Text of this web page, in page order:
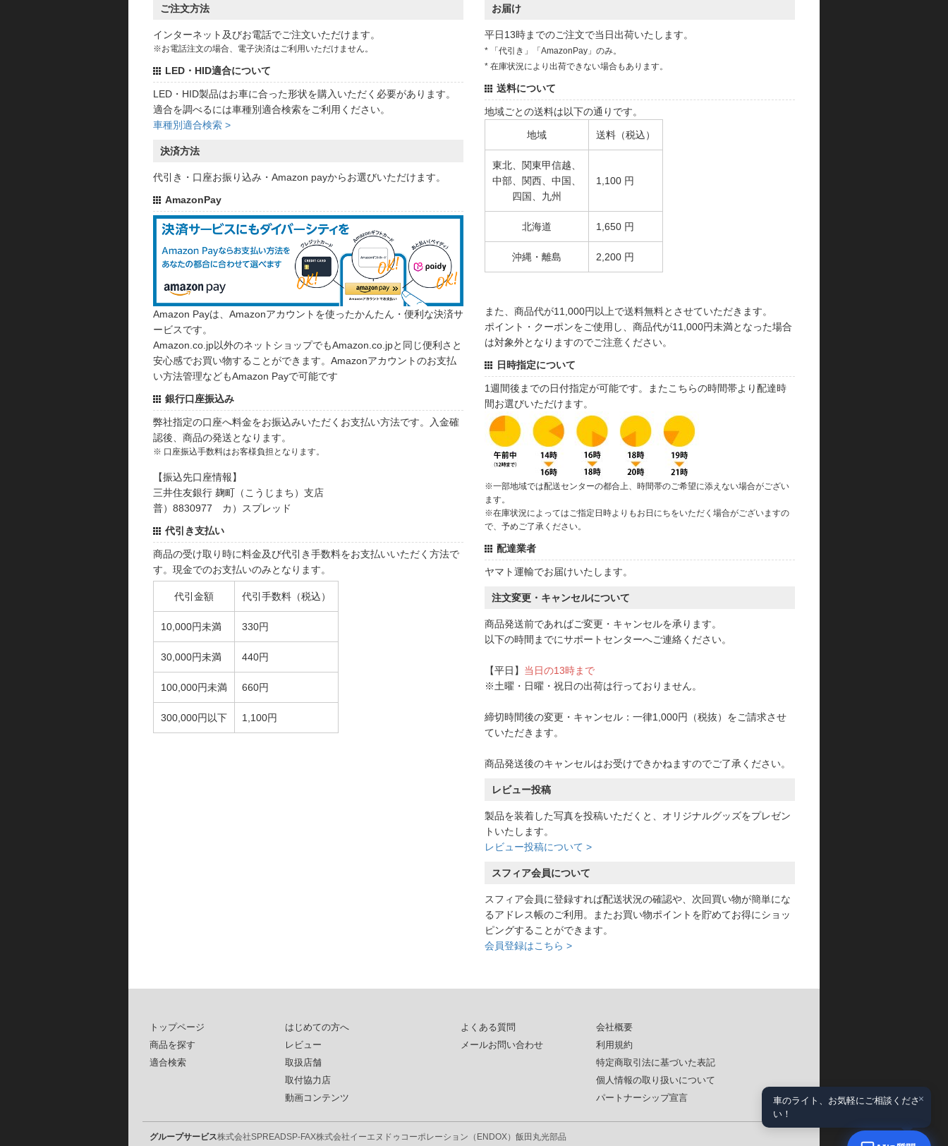
ご注文方法
インターネット及びお電話でご注文いただけます。
※お電話注文の場合、電子決済はご利用いただけません。
LED・HID適合について
LED・HID製品はお車に合った形状を購入いただく必要があります。
適合を調べるには車種別適合検索をご利用ください。
車種別適合検索 >
決済方法
代引き・口座お振り込み・Amazon payからお選びいただけます。
AmazonPay
Amazon Payは、Amazonアカウントを使ったかんたん・便利な決済サ
ービスです。
Amazon.co.jp以外のネットショップでもAmazon.co.jpと同じ便利さと
安心感でお買い物することができます。Amazonアカウントのお支払
い方法管理などもAmazon Payで可能です
銀行口座振込み
弊社指定の口座へ料金をお振込みいただくお支払い方法です。入金確
認後、商品の発送となります。
※ 口座振込手数料はお客様負担となります。
【振込先口座情報】
三井住友銀行 麹町（こうじまち）支店
普）8830977 カ）スプレッド
代引き支払い
商品の受け取り時に料金及び代引き手数料をお支払いいただく方法で
す。現金でのお支払いのみとなります。
代引金額 代引手数料（税込）
10,000円未満 330円
30,000円未満 440円
100,000円未満 660円
300,000円以下 1,100円
お届け
平日13時までのご注文で当日出荷いたします。
* 「代引き」「AmazonPay」のみ。
* 在庫状況により出荷できない場合もあります。
送料について
地域ごとの送料は以下の通りです。
地域 送料（税込）
東北、関東甲信越、
中部、関西、中国、
四国、九州
1,100 円
北海道 1,650 円
沖縄・離島 2,200 円
また、商品代が11,000円以上で送料無料とさせていただきます。
ポイント・クーポンをご使用し、商品代が11,000円未満となった場合
は対象外となりますのでご注意ください。
日時指定について
1週間後までの日付指定が可能です。またこちらの時間帯より配達時
間お選びいただけます。
※一部地域では配送センターの都合上、時間帯のご希望に添えない場合がござい
ます。
※在庫状況によってはご指定日時よりもお日にちをいただく場合がございますの
で、予めご了承ください。
配達業者
ヤマト運輸でお届けいたします。
注文変更・キャンセルについて
商品発送前であればご変更・キャンセルを承ります。
以下の時間までにサポートセンターへご連絡ください。
【平日】 当日の13時まで
※土曜・日曜・祝日の出荷は行っておりません。
締切時間後の変更・キャンセル：一律1,000円（税抜）をご請求させ
ていただきます。
商品発送後のキャンセルはお受けできかねますのでご了承ください。
レビュー投稿
製品を装着した写真を投稿いただくと、オリジナルグッズをプレゼン
トいたします。
レビュー投稿について >
スフィア会員について
スフィア会員に登録すれば配送状況の確認や、次回買い物が簡単にな
るアドレス帳のご利用。またお買い物ポイントを貯めてお得にショッ
ピングすることができます。
会員登録はこちら >
トップページ
商品を探す
適合検索
はじめての方へ
レビュー
取扱店舗
取付協力店
動画コンテンツ
よくある質問
メールお問い合わせ
会社概要
利用規約
特定商取引法に基づいた表記
個人情報の取り扱いについて
パートナーシップ宣言
グループサービス株式会社SPREADSP-FAX株式会社イーエヌドゥコーポレーション（ENDOX） 飯田丸光部品
×
車のライト、お気軽にご相談くださ
い！